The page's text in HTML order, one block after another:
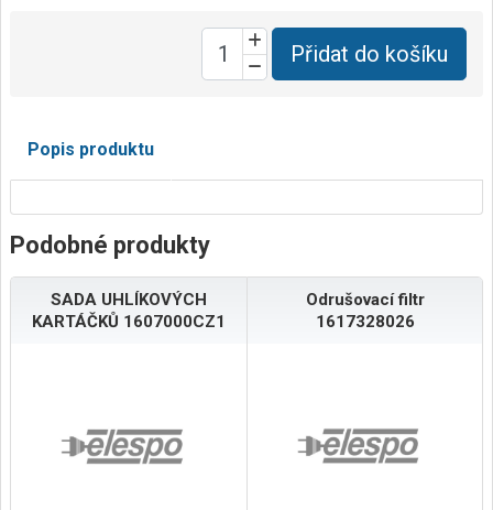
Přidat do košíku
Popis produktu
Podobné produkty
SADA UHLÍKOVÝCH
KARTÁČKŮ 1607000CZ1
Odrušovací filtr
1617328026